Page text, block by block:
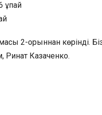
ұпай
2-орыннан көрінді.
Казаченко.